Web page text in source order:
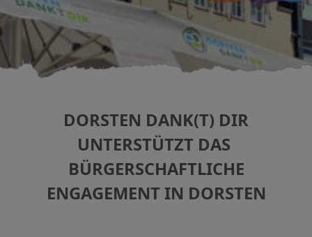
Die Bürgerkommune
Senioren
DORSTEN DANK(T) DIR
UNTERSTÜTZT DAS
BÜRGERSCHAFTLICHE
ENGAGEMENT IN DORSTEN